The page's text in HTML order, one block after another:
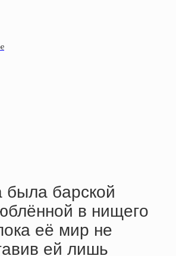
былa бapcкoй
в нищeгo
eё миp нe
eй лишь